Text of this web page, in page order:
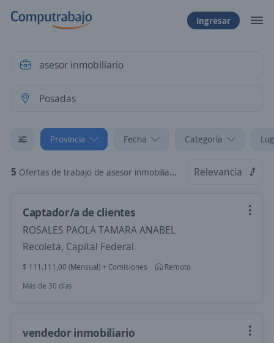
Ingresar
Provincia Fecha Categoría
5 Ofertas de trabajo de asesor inmobiliario en Posadas, Misiones Relevancia
Captador/a de clientes
ROSALES PAOLA TAMARA ANABEL
Recoleta, Capital Federal
$ 111.111,00 (Mensual) + Comisiones
Remoto
Más de 30 días
vendedor inmobiliario